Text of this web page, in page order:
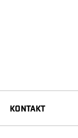
KONTAKT